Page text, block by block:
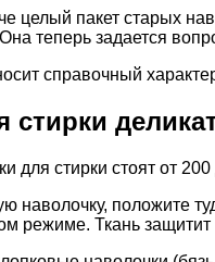
целый пакет старых
Она теперь задается
справочный
стирки
стирки стоят от
наволочку, положите
режиме. Ткань